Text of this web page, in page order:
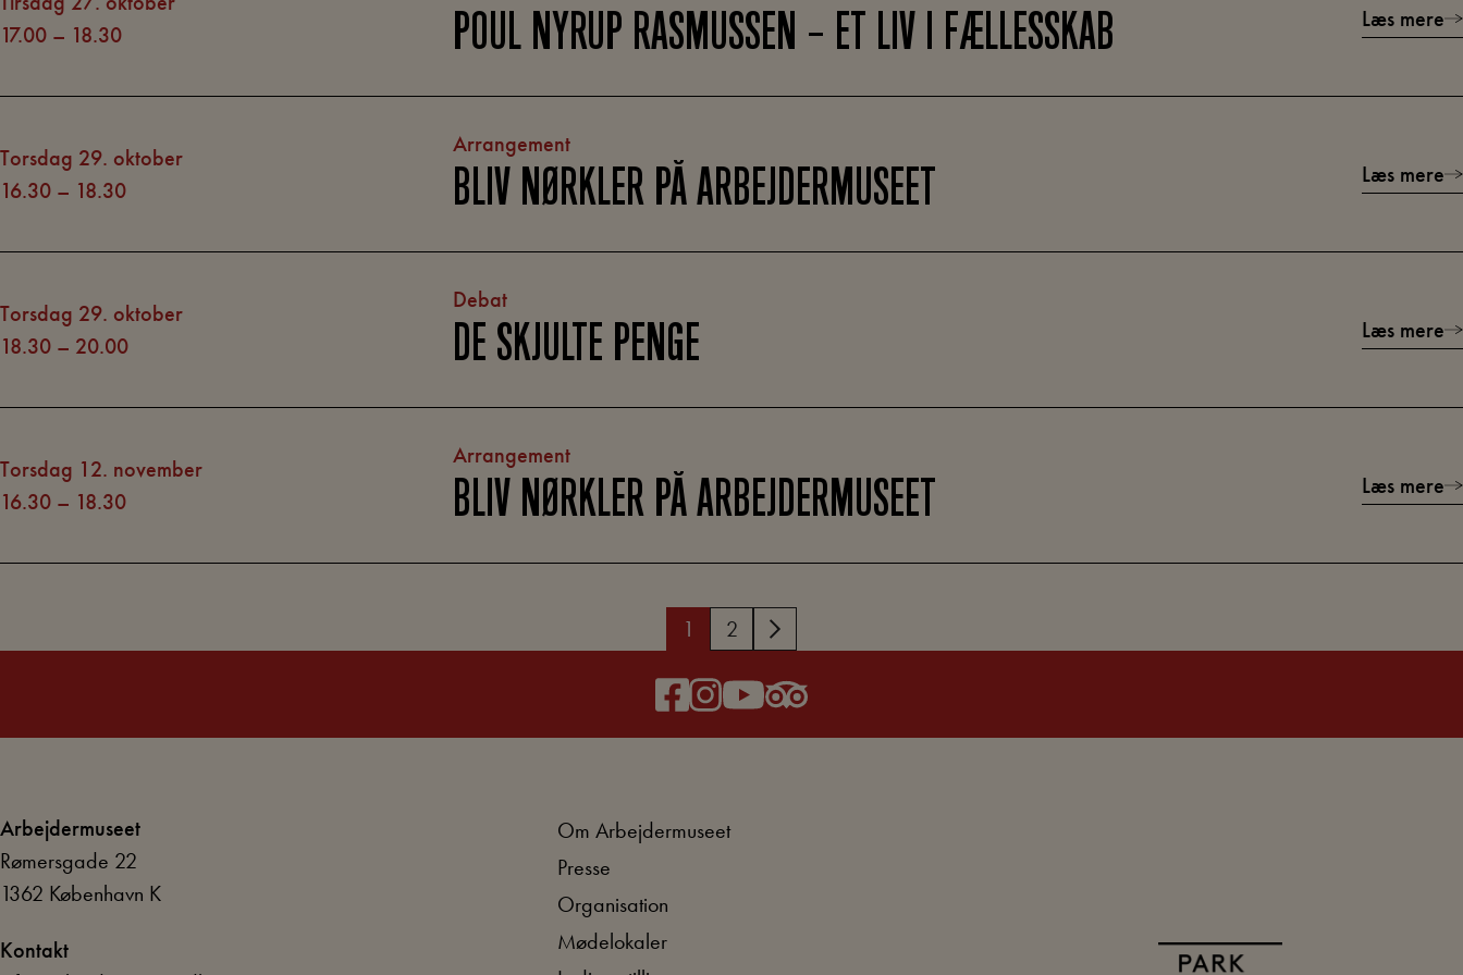
17.00 – 18.30 POUL NYRUP RASMUSSEN – ET LIV I FÆLLESSKAB Læs mere
torsdag 29. oktober
16.30 – 18.30
Arrangement
BLIV NØRKLER PÅ ARBEJDERMUSEET Læs mere
torsdag 29. oktober
18.30 – 20.00
Debat
DE SKJULTE PENGE Læs mere
torsdag 12. november
16.30 – 18.30
Arrangement
BLIV NØRKLER PÅ ARBEJDERMUSEET Læs mere
INDLÆGSINDDELING 1 2
Arbejdermuseet
Rømersgade 22
1362 København K
Kontakt
Om Arbejdermuseet
Presse
Organisation
Mødelokaler